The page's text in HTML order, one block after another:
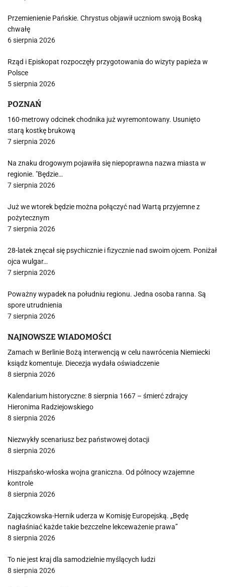
Przemienienie Pańskie. Chrystus objawił uczniom swoją Boską
chwałę
6 sierpnia 2026
Rząd i Episkopat rozpoczęły przygotowania do wizyty papieża w
Polsce
5 sierpnia 2026
POZNAŃ
160-metrowy odcinek chodnika już wyremontowany. Usunięto
starą kostkę brukową
7 sierpnia 2026
Na znaku drogowym pojawiła się niepoprawna nazwa miasta w
regionie. "Będzie…
7 sierpnia 2026
Już we wtorek będzie można połączyć nad Wartą przyjemne z
pożytecznym
7 sierpnia 2026
28-latek znęcał się psychicznie i fizycznie nad swoim ojcem. Poniżał
ojca wulgar…
7 sierpnia 2026
Poważny wypadek na południu regionu. Jedna osoba ranna. Są
spore utrudnienia
7 sierpnia 2026
NAJNOWSZE WIADOMOŚCI
Zamach w Berlinie Bożą interwencją w celu nawrócenia Niemiecki
ksiądz komentuje. Diecezja wydała oświadczenie
8 sierpnia 2026
Kalendarium historyczne: 8 sierpnia 1667 – śmierć zdrajcy
Hieronima Radziejowskiego
8 sierpnia 2026
Niezwykły scenariusz bez państwowej dotacji
8 sierpnia 2026
Hiszpańsko-włoska wojna graniczna. Od północy wzajemne
kontrole
8 sierpnia 2026
Zajączkowska-Hernik uderza w Komisję Europejską. „Będę
nagłaśniać każde takie bezczelne lekceważenie prawa”
8 sierpnia 2026
To nie jest kraj dla samodzielnie myślących ludzi
8 sierpnia 2026